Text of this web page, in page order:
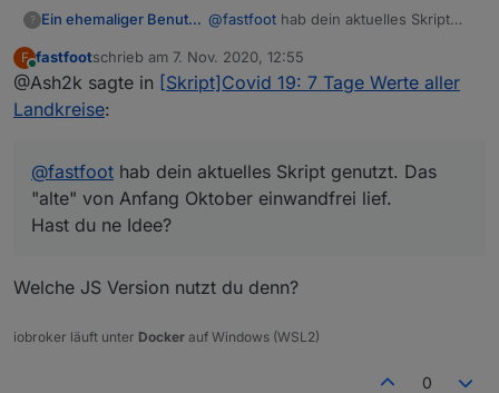
In der VIS wurden Filter- und Sortieroptionen
? Ein ehemaliger Benutzer @fastfoot hab dein aktuelles Skript
Oktober einwandfrei lief.
Jetzt bekomme ich beim ausführen
Fehler:
F
Online
fastfootschrieb am 7. Nov. 2020, 12:55
zuletzt editiert von
@Ash2k sagte in [Skript]Covid 19: 7 Tage Werte aller
Landkreise:
@fastfoot hab dein aktuelles Skript genutzt. Das
"alte" von Anfang Oktober einwandfrei lief.
Hast du ne Idee?
Welche JS Version nutzt du denn?
iobroker läuft unter Docker auf Windows (WSL2)
0